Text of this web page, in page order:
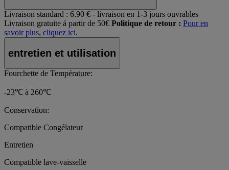
Livraison standard : 6.90 € - livraison en 1-3 jours ouvrables
Livraison gratuite á partir de 50€ Politique de retour : Pour en
savoir plus, cliquez ici.
entretien et utilisation
Fourchette de Température:
-23℃ à 260℃
Conservation:
Compatible Congélateur
Entretien
Compatible lave-vaisselle